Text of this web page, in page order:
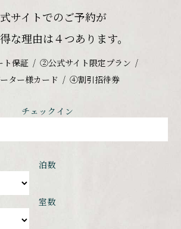
サイトでのご予約が
な理由は４つあります。
保証
②公式サイト限定プラン
ター様カード
④割引招待券
チェックイン
泊数
室数